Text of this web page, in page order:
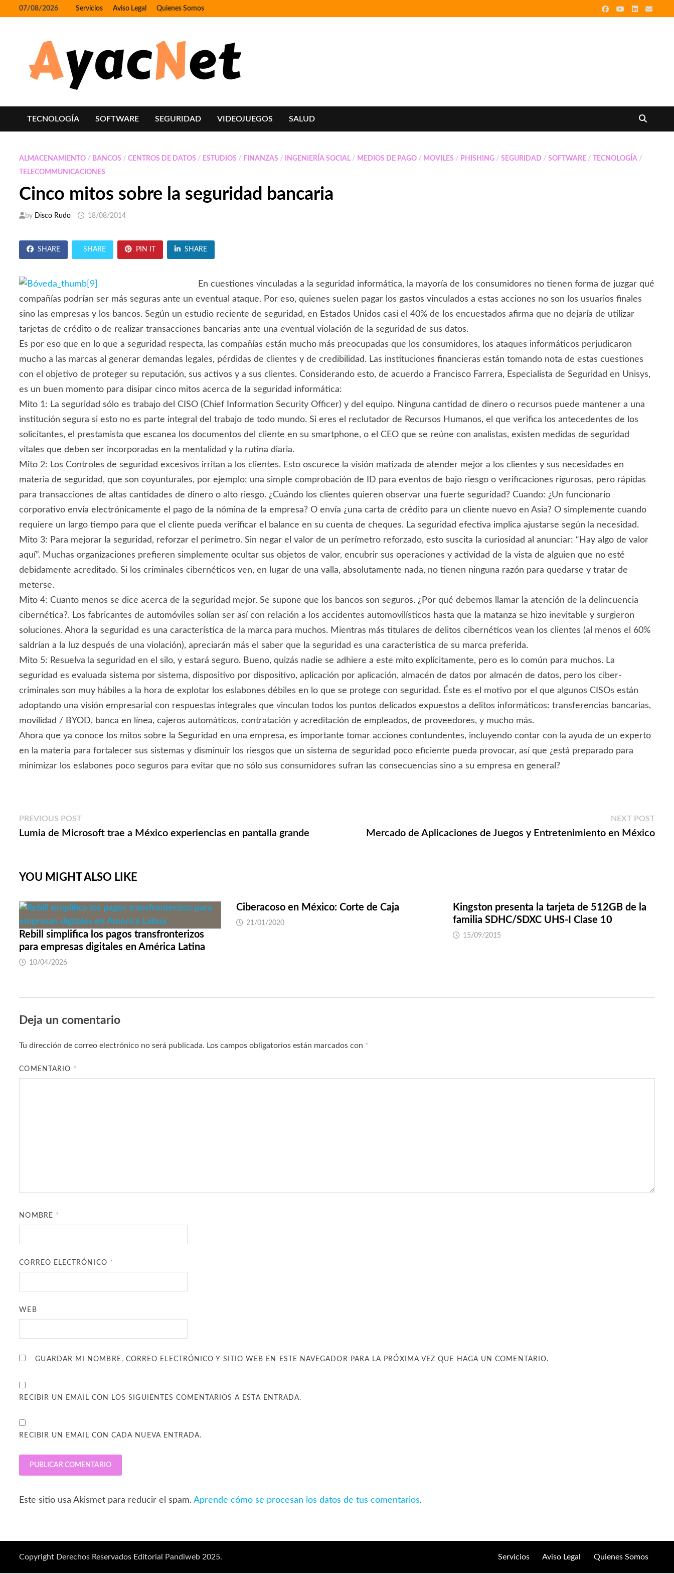
to
07/08/2026 Servicios Aviso Legal Quienes Somos
TECNOLOGÍA SOFTWARE SEGURIDAD VIDEOJUEGOS SALUD
ALMACENAMIENTO / BANCOS /CENTROS DE DATOS / ESTUDIOS / FINANZAS / INGENIERÍA SOCIAL / MEDIOS DE PAGO / MOVILES / PHISHING /SEGURIDAD /SOFTWARE / TECNOLOGÍA /
TELECOMMUNICACIONES
Cinco mitos sobre la seguridad bancaria
by Disco Rudo 18/08/2014
SHARE SHARE PIN IT SHARE
En cuestiones vinculadas a la seguridad informática, la mayoría de los consumidores no tienen forma de juzgar qué
compañías podrían ser más seguras ante un eventual ataque. Por eso, quienes suelen pagar los gastos vinculados a estas acciones no son los usuarios finales
sino las empresas y los bancos. Según un estudio reciente de seguridad, en Estados Unidos casi el 40% de los encuestados afirma que no dejaría de utilizar
tarjetas de crédito o de realizar transacciones bancarias ante una eventual violación de la seguridad de sus datos.
Es por eso que en lo que a seguridad respecta, las compañías están mucho más preocupadas que los consumidores, los ataques informáticos perjudicaron
mucho a las marcas al generar demandas legales, pérdidas de clientes y de credibilidad. Las instituciones financieras están tomando nota de estas cuestiones
con el objetivo de proteger su reputación, sus activos y a sus clientes. Considerando esto, de acuerdo a Francisco Farrera, Especialista de Seguridad en Unisys,
es un buen momento para disipar cinco mitos acerca de la seguridad informática:
Mito 1: La seguridad sólo es trabajo del CISO (Chief Information Security Officer) y del equipo. Ninguna cantidad de dinero o recursos puede mantener a una
institución segura si esto no es parte integral del trabajo de todo mundo. Si eres el reclutador de Recursos Humanos, el que verifica los antecedentes de los
solicitantes, el prestamista que escanea los documentos del cliente en su smartphone, o el CEO que se reúne con analistas, existen medidas de seguridad
vitales que deben ser incorporadas en la mentalidad y la rutina diaria.
Mito 2: Los Controles de seguridad excesivos irritan a los clientes. Esto oscurece la visión matizada de atender mejor a los clientes y sus necesidades en
materia de seguridad, que son coyunturales, por ejemplo: una simple comprobación de ID para eventos de bajo riesgo o verificaciones rigurosas, pero rápidas
para transacciones de altas cantidades de dinero o alto riesgo. ¿Cuándo los clientes quieren observar una fuerte seguridad? Cuando: ¿Un funcionario
corporativo envía electrónicamente el pago de la nómina de la empresa? O envía ¿una carta de crédito para un cliente nuevo en Asia? O simplemente cuando
requiere un largo tiempo para que el cliente pueda verificar el balance en su cuenta de cheques. La seguridad efectiva implica ajustarse según la necesidad.
Mito 3: Para mejorar la seguridad, reforzar el perímetro. Sin negar el valor de un perímetro reforzado, esto suscita la curiosidad al anunciar: “Hay algo de valor
aquí”. Muchas organizaciones prefieren simplemente ocultar sus objetos de valor, encubrir sus operaciones y actividad de la vista de alguien que no esté
debidamente acreditado. Si los criminales cibernéticos ven, en lugar de una valla, absolutamente nada, no tienen ninguna razón para quedarse y tratar de
meterse.
Mito 4: Cuanto menos se dice acerca de la seguridad mejor. Se supone que los bancos son seguros. ¿Por qué debemos llamar la atención de la delincuencia
cibernética?. Los fabricantes de automóviles solían ser así con relación a los accidentes automovilísticos hasta que la matanza se hizo inevitable y surgieron
soluciones. Ahora la seguridad es una característica de la marca para muchos. Mientras más titulares de delitos cibernéticos vean los clientes (al menos el 60%
saldrían a la luz después de una violación), apreciarán más el saber que la seguridad es una característica de su marca preferida.
Mito 5: Resuelva la seguridad en el silo, y estará seguro. Bueno, quizás nadie se adhiere a este mito explícitamente, pero es lo común para muchos. La
seguridad es evaluada sistema por sistema, dispositivo por dispositivo, aplicación por aplicación, almacén de datos por almacén de datos, pero los ciber-
criminales son muy hábiles a la hora de explotar los eslabones débiles en lo que se protege con seguridad. Éste es el motivo por el que algunos CISOs están
adoptando una visión empresarial con respuestas integrales que vinculan todos los puntos delicados expuestos a delitos informáticos: transferencias bancarias,
movilidad / BYOD, banca en línea, cajeros automáticos, contratación y acreditación de empleados, de proveedores, y mucho más.
Ahora que ya conoce los mitos sobre la Seguridad en una empresa, es importante tomar acciones contundentes, incluyendo contar con la ayuda de un experto
en la materia para fortalecer sus sistemas y disminuir los riesgos que un sistema de seguridad poco eficiente pueda provocar, así que ¿está preparado para
minimizar los eslabones poco seguros para evitar que no sólo sus consumidores sufran las consecuencias sino a su empresa en general?
Navegación
de
PREVIOUS POST
post:
Lumia de Microsoft trae a México experiencias en pantalla grande
NEXT POSTNext
post:
Mercado de Aplicaciones de Juegos y Entretenimiento en México
YOU MIGHT ALSO LIKE
Rebill simplifica los pagos transfronterizos
para empresas digitales en América Latina
10/04/2026
Ciberacoso en México: Corte de Caja
21/01/2020
Kingston presenta la tarjeta de 512GB de la
familia SDHC/SDXC UHS-I Clase 10
15/09/2015
Deja un comentario
Tu dirección de correo electrónico no será publicada. Los campos obligatorios están marcados con *
COMENTARIO *
NOMBRE *
CORREO ELECTRÓNICO *
WEB
GUARDAR MI NOMBRE, CORREO ELECTRÓNICO Y SITIO WEB EN ESTE NAVEGADOR PARA LA PRÓXIMA VEZ QUE HAGA UN COMENTARIO.
RECIBIR UN EMAIL CON LOS SIGUIENTES COMENTARIOS A ESTA ENTRADA.
RECIBIR UN EMAIL CON CADA NUEVA ENTRADA.
Este sitio usa Akismet para reducir el spam.Aprende cómo se procesan los datos de tus comentarios.
Copyright Derechos Reservados Editorial Pandiweb 2025. Servicios Aviso Legal Quienes Somos